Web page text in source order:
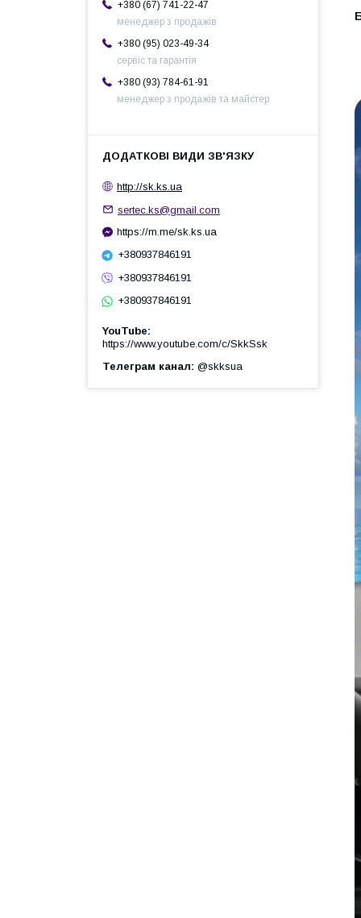
+380 (67) 741-22-47
менеджер з продажів
+380 (95) 023-49-34
сервіс та гарантія
+380 (93) 784-61-91
менеджер з продажів та майстер
http://sk.ks.ua
sertec.ks@gmail.com
https://m.me/sk.ks.ua
+380937846191
+380937846191
+380937846191
YouTube
https://www.youtube.com/c/SkkSsk
Телеграм канал @skksua